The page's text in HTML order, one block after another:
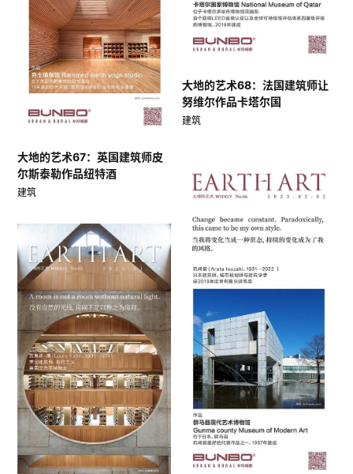
大地的艺术68：法国建筑师让
努维尔作品卡塔尔国
建筑
大地的艺术67：英国建筑师皮
尔斯泰勒作品纽特酒
建筑